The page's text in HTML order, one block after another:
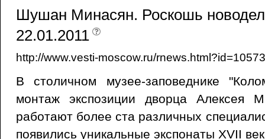
Шушан Минасян. Роскошь
22.01.2011
http://www.vesti-moscow.ru/
В столичном музее-заповеднике
монтаж экспозиции дворца Алексея
работают более ста различных
появились уникальные экспонаты XVII